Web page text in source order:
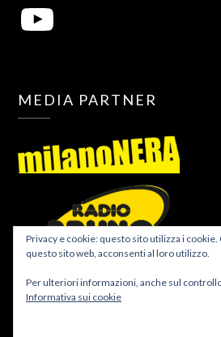
MEDIA PARTNER
Privacy e cookie: questo sito utilizza i
questo sito web, acconsenti al loro utilizzo.
Per ulteriori informazioni, anche sul
Informativa sui cookie